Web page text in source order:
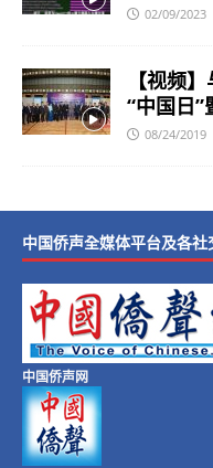
02/09/2023
【视频
“中国日”
08/24/2019
中国侨声全媒体平台及各社
中国侨声网